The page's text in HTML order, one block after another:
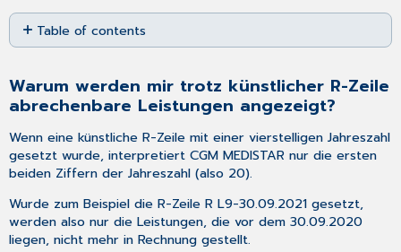
Save
as
PDF
Table of contents
mir
trotz
R-
Zeile
abrechenbare
Leistungen
angezeigt?
Warum werden mir trotz künstlicher R-Zeile
abrechenbare Leistungen angezeigt?
Wenn einekünstliche R-Zeile mit einer vierstelligen Jahreszahl
gesetzt wurde, interpretiert CGM MEDISTAR nur die ersten
beiden Ziffern der Jahreszahl (also 20).
Wurde zum Beispiel die R-Zeile R L9-30.09.2021 gesetzt,
werden also nur die Leistungen, die vor dem 30.09.2020
liegen, nicht mehr in Rechnung gestellt.